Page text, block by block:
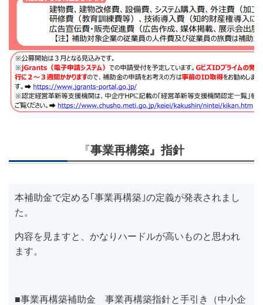
『事業再構築』指針
本補助金で定める｢事業再構築｣の定義が発表されまし
た。
内容を見ますと、かなりハードルが高いものと思われ
ます。
■事業再構築補助金 事業再構築指針と手引き（中小企